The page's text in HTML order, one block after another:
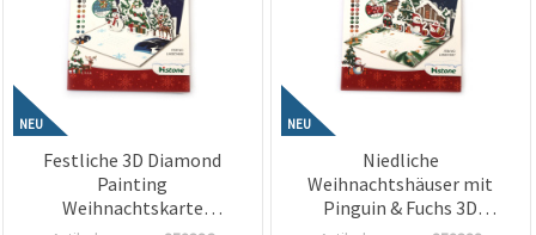
NEU
Festliche 3D Diamond
Painting
Weihnachtskarte
NEU
Niedliche
Weihnachtshäuser mit
Pinguin & Fuchs 3D